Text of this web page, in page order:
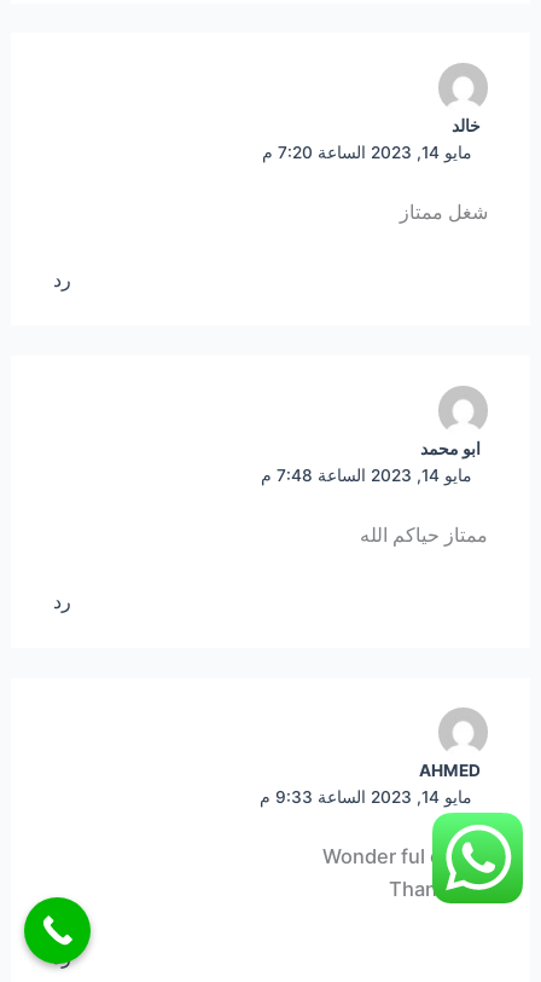
خالد
مايو 14, 2023 الساعة 7:20 م
شغل ممتاز
رد
ابو محمد
مايو 14, 2023 الساعة 7:48 م
ممتاز حياكم الله
رد
AHMED
مايو 14, 2023 الساعة 9:33 م
Wonder ful colors
Thank you
رد